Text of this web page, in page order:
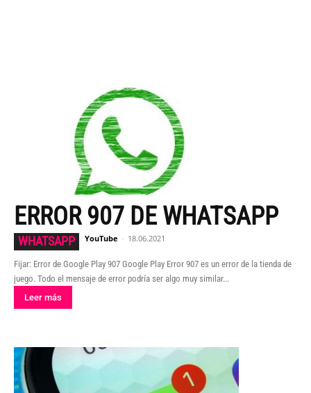
ERROR 907 DE WHATSAPP
WHATSAPP YouTube - 18.06.2021
Fijar: Error de Google Play 907 Google Play Error 907 es un error de la tienda de
juego. Todo el mensaje de error podría ser algo muy similar...
Leer más